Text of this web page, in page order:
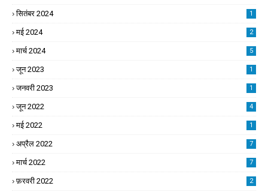
सितंबर 2024 1
मई 2024 2
मार्च 2024 5
जून 2023 1
जनवरी 2023 1
जून 2022 4
मई 2022 1
अप्रैल 2022 7
मार्च 2022 7
फ़रवरी 2022 2